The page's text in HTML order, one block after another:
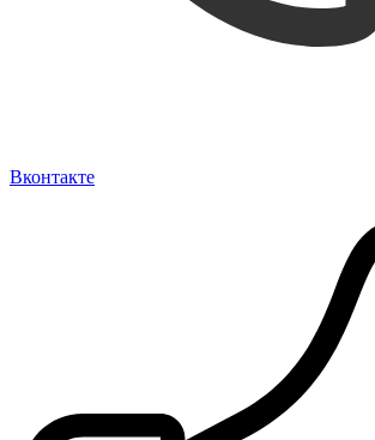
Вконтакте